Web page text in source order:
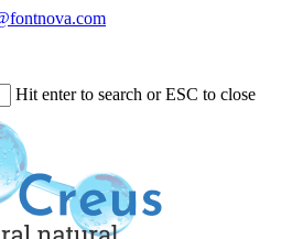
Hit enter to search or ESC to close